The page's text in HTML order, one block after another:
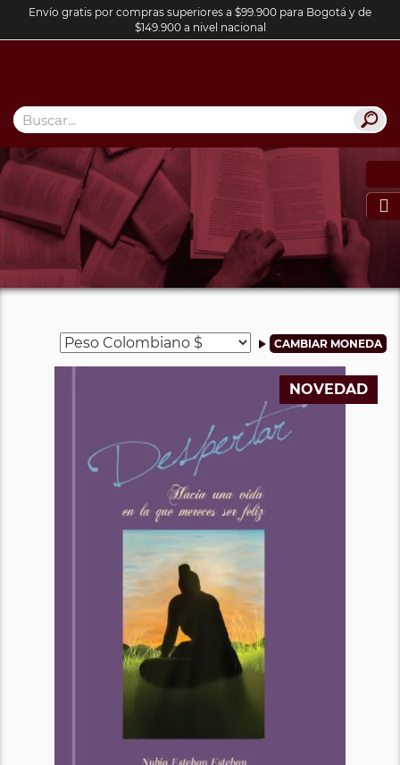
Envío gratis por compras superiores a $99.900 para Bogotá y de
$149.900 a nivel nacional

NOVEDAD